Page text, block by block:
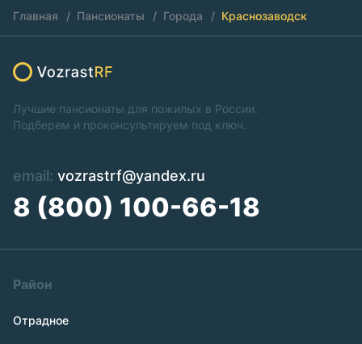
Главная Пансионаты Города Краснозаводск
Лучшие пансионаты для пожилых в России.
Подберем и проконсультируем под ключ.
email: vozrastrf@yandex.ru
8 (800) 100-66-18
Район
Отрадное